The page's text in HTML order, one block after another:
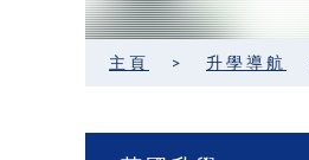
主頁 > 升學導航